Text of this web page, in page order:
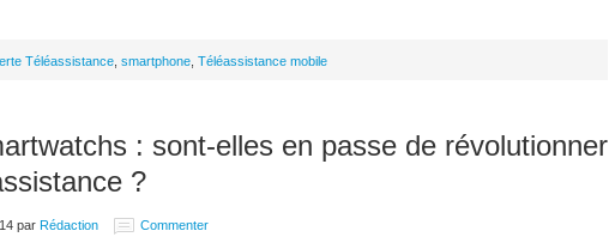
Téléassistance smartphone Téléassistance mobile
: sont-elles en passe de révolutionner
?
par Rédaction Commenter